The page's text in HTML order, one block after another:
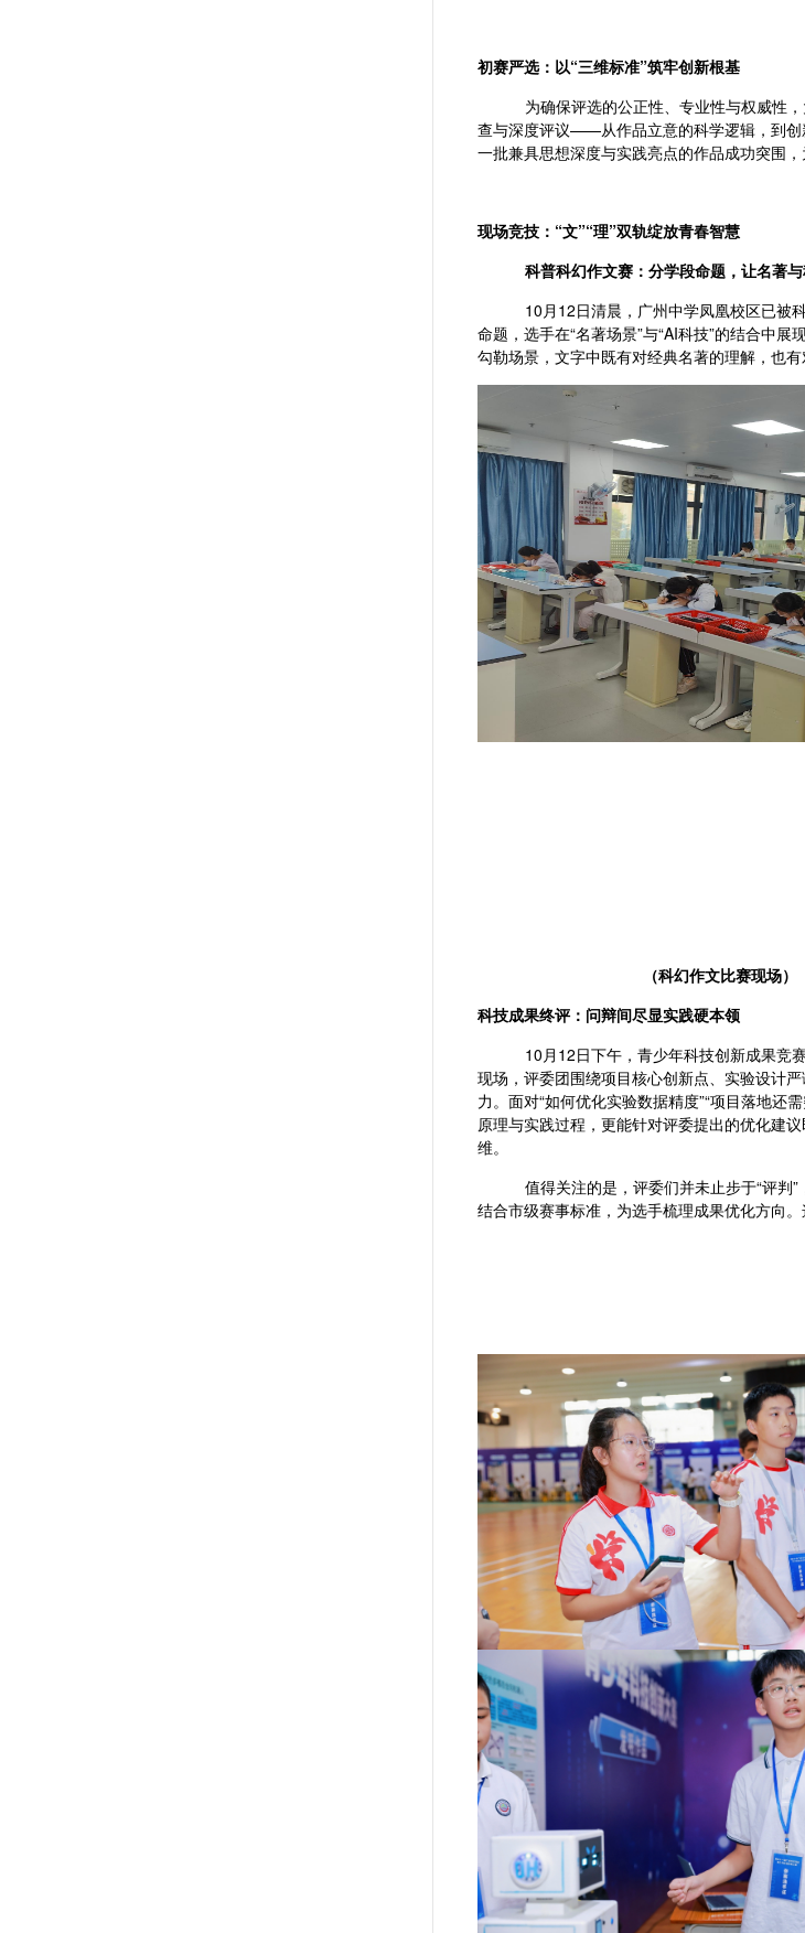
初赛严选：以“三维标准”筑牢创新根基
为确保评选的公正性、专业性与权威性
查与深度评议——从作品立意的科学逻辑，到创
一批兼具思想深度与实践亮点的作品成功突围
现场竞技： “文”“理”双轨绽放青春智慧
科普科幻作文赛：分学段命题，让名著
10月12日清晨，广州中学凤凰校区已被
命题，选手在“名著场景”与“AI科技”的结合中
勾勒场景，文字中既有对经典名著的理解，也
（科幻作文比赛现场）
科技成果终评：问辩间尽显实践硬本领
10月12日下午，青少年科技创新成果竞
现场，评委团围绕项目核心创新点、实验设计
力。面对“如何优化实验数据精度”“项目落地还
原理与实践过程，更能针对评委提出的优化建
维。
值得关注的是，评委们并未止步于“评判
结合市级赛事标准，为选手梳理成果优化方向